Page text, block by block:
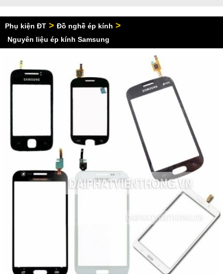
Phụ kiện ĐT > Đồ nghề ép kính >
Nguyên liệu ép kính Samsung